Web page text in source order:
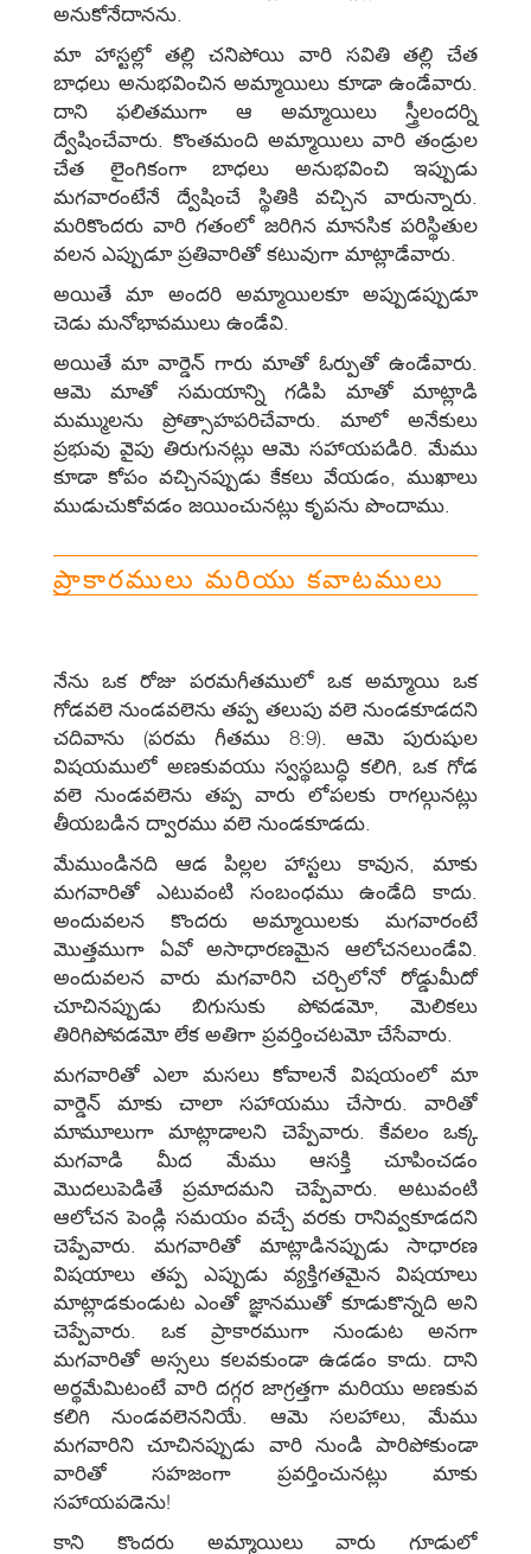
అనుకోనేదానను.
మా హాస్టల్లో తల్లి చనిపోయి వారి సవితి తల్లి చేత
బాధలు అనుభవించిన అమ్మాయిలు కూడా ఉండేవారు.
దాని ఫలితముగా ఆ అమ్మాయిలు స్త్రీలందర్ని
ద్వేషించేవారు. కొంతమంది అమ్మాయిలు వారి తండ్రుల
చేత లైంగికంగా బాధలు అనుభవించి ఇప్పుడు
మగవారంటేనే ద్వేషించే స్థితికి వచ్చిన వారున్నారు.
మరికొందరు వారి గతంలో జరిగిన మానసిక పరిస్థితుల
వలన ఎప్పుడూ ప్రతివారితో కటువుగా మాట్లాడేవారు.
అయితే మా అందరి అమ్మాయిలకూ అప్పుడప్పుడూ
చెడు మనోభావములు ఉండేవి.
అయితే మా వార్డెన్‌ గారు మాతో ఓర్పుతో ఉండేవారు.
ఆమె మాతో సమయాన్ని గడిపి మాతో మాట్లాడి
మమ్ములను ప్రోత్సాహపరిచేవారు. మాలో అనేకులు
ప్రభువు వైపు తిరుగునట్లు ఆమె సహాయపడిరి. మేము
కూడా కోపం వచ్చినప్పుడు కేకలు వేయడం, ముఖాలు
ముడుచుకోవడం జయించునట్లు కృపను పొందాము.
ప్రాకారములు మరియు కవాటములు
నేను ఒక రోజు పరమగీతములో ఒక అమ్మాయి ఒక
గోడవలె నుండవలెను తప్ప తలుపు వలె నుండకూడదని
చదివాను (పరమ గీతము 8:9). ఆమె పురుషుల
విషయములో అణకువయు స్వస్థబుద్ధి కలిగి, ఒక గోడ
వలె నుండవలెను తప్ప వారు లోపలకు రాగల్గునట్లు
తీయబడిన ద్వారము వలె నుండకూడదు.
మేముండినది ఆడ పిల్లల హాస్టలు కావున, మాకు
మగవారితో ఎటువంటి సంబంధము ఉండేది కాదు.
అందువలన కొందరు అమ్మాయిలకు మగవారంటే
మొత్తముగా ఏవో అసాధారణమైన ఆలోచనలుండేవి.
అందువలన వారు మగవారిని చర్చిలోనో రోడ్డుమీదో
చూచినప్పుడు బిగుసుకు పోవడమో, మెలికలు
తిరిగిపోవడమో లేక అతిగా ప్రవర్తించటమో చేసేవారు.
మగవారితో ఎలా మసలు కోవాలనే విషయంలో మా
వార్డెన్‌ మాకు చాలా సహాయము చేసారు. వారితో
మామూలుగా మాట్లాడాలని చెప్పేవారు. కేవలం ఒక్క
మగవాడి మీద మేము ఆసక్తి చూపించడం
మొదలుపెడితే ప్రమాదమని చెప్పేవారు. అటువంటి
ఆలోచన పెండ్లి సమయం వచ్చే వరకు రానివ్వకూడదని
చెప్పేవారు. మగవారితో మాట్లాడినప్పుడు సాధారణ
విషయాలు తప్ప ఎప్పుడు వ్యక్తిగతమైన విషయాలు
మాట్లాడకుండుట ఎంతో జ్ఞానముతో కూడుకొన్నది అని
చెప్పేవారు. ఒక ప్రాకారముగా నుండుట అనగా
మగవారితో అస్సలు కలవకుండా ఉడడం కాదు. దాని
అర్థమేమిటంటే వారి దగ్గర జాగ్రత్తగా మరియు అణకువ
కలిగి నుండవలెననియే. ఆమె సలహాలు, మేము
మగవారిని చూచినప్పుడు వారి నుండి పారిపోకుండా
వారితో సహజంగా ప్రవర్తించునట్లు మాకు
సహాయపడెను!
కాని కొందరు అమ్మాయిలు వారు గూడులో